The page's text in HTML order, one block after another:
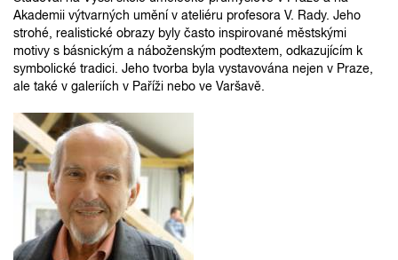
Akademii výtvarných umění v ateliéru profesora V. Rady. Jeho
strohé, realistické obrazy byly často inspirované městskými
motivy s básnickým a náboženským podtextem, odkazujícím k
symbolické tradici. Jeho tvorba byla vystavována nejen v Praze,
ale také v galeriích v Paříži nebo ve Varšavě.